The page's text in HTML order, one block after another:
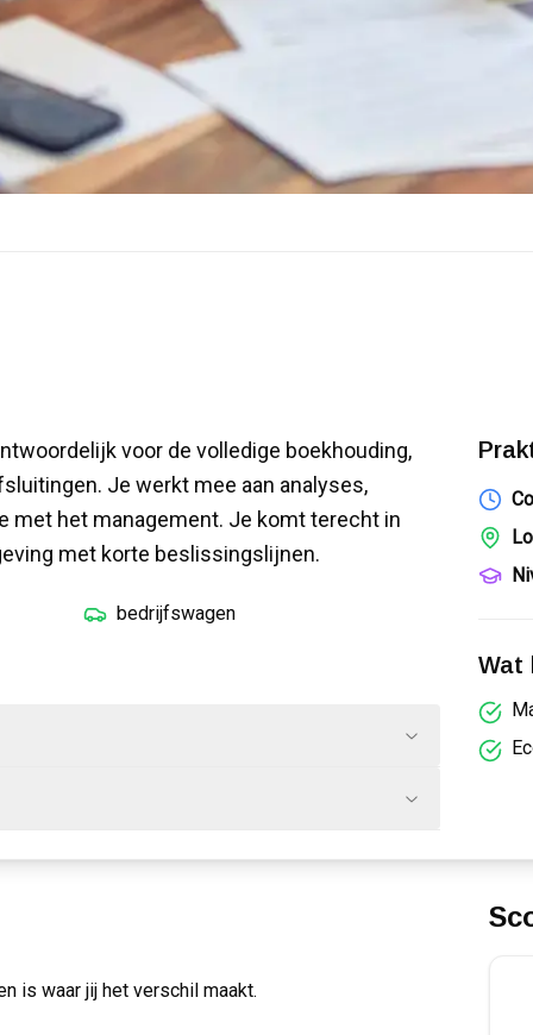
voor de volledige boekhouding,
Je werkt mee aan analyses,
met het management. Je komt terecht in
met korte beslissingslijnen.
bedrijfswagen
Wat
is waar jij het verschil maakt.